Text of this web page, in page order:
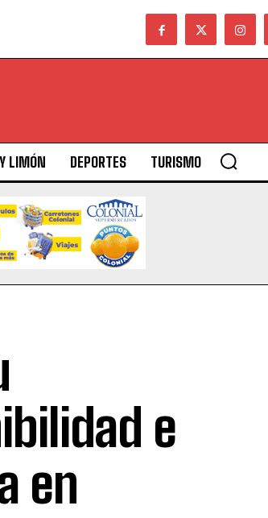
LIMÓN DEPORTES TURISMO
e
en